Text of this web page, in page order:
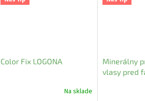
Color Fix LOGONA
Na sklade
Minerálny
vlasy pred